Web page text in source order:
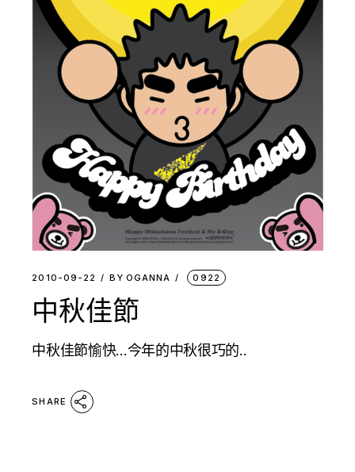
2010-09-22 BY OGANNA 0922
中秋佳節
中秋佳節愉快…今年的中秋很巧的..
SHARE